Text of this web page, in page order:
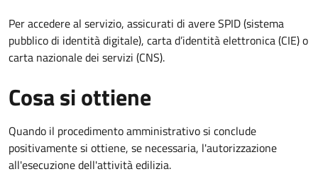
Per accedere al servizio, assicurati di avere SPID (sistema
pubblico di identità digitale), carta d’identità elettronica (CIE) o
carta nazionale dei servizi (CNS).
Cosa si ottiene
Quando il procedimento amministrativo si conclude
positivamente si ottiene, se necessaria, l'autorizzazione
all'esecuzione dell'attività edilizia.